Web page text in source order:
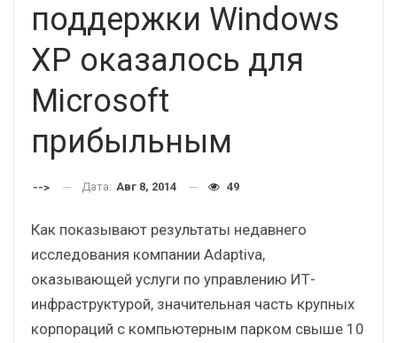
поддержки Windows
XP оказалось для
Microsoft
прибыльным
--> Дата: Авг 8, 2014 49
Как показывают результаты недавнего
исследования компании Adaptiva,
оказывающей услуги по управлению ИТ-
инфраструктурой, значительная часть крупных
корпораций с компьютерным парком свыше 10